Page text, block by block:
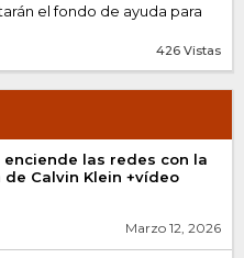
el fondo de ayuda para
426 Vistas
enciende las redes con la
Calvin Klein +vídeo
Marzo 12, 2026